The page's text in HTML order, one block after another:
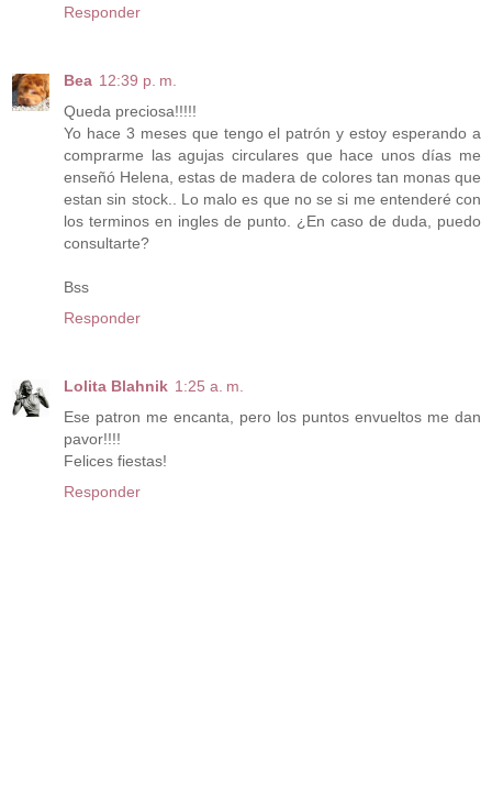
Responder
Bea 12:39 p. m.
Queda preciosa!!!!!
Yo hace 3 meses que tengo el patrón y estoy esperando a
comprarme las agujas circulares que hace unos días me
enseñó Helena, estas de madera de colores tan monas que
estan sin stock.. Lo malo es que no se si me entenderé con
los terminos en ingles de punto. ¿En caso de duda, puedo
consultarte?
Bss
Responder
Lolita Blahnik 1:25 a. m.
Ese patron me encanta, pero los puntos envueltos me dan
pavor!!!!
Felices fiestas!
Responder